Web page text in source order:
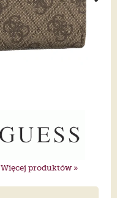
Więcej produktów »